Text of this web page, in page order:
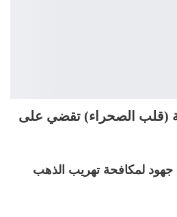
(قلب الصحراء) تقضي على
جهود لمكافحة تهريب الذهب